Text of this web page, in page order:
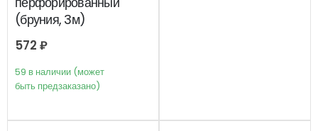
(бруния, 3м)
572 ₽
59 в наличии (может
быть предзаказано)